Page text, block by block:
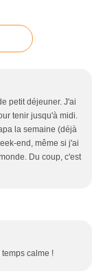
petit déjeuner. J'ai
tenir jusqu'à midi.
la semaine (déjà
end, même si j'ai
Du coup, c'est
calme !